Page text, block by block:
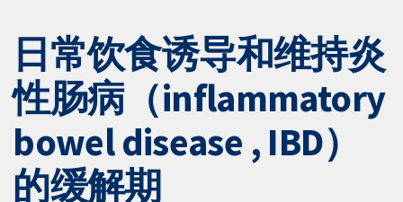
日常饮食诱导和维持炎
性肠病（inflammatory
bowel disease , IBD）
的缓解期